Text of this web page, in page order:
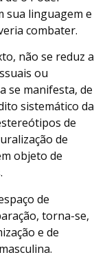
sua linguagem e
combater.
não se reduz a
ou
se manifesta, de
sistemático da
de
de
objeto de
de
torna-se,
e de